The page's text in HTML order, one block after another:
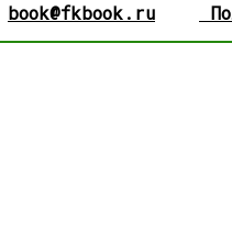
book@fkbook.ru